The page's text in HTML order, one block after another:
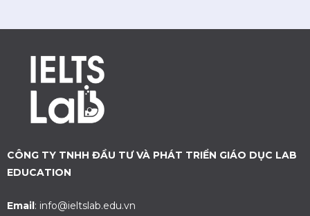
CÔNG TY TNHH ĐẦU TƯ VÀ PHÁT TRIỂN GIÁO DỤC LAB
EDUCATION
Email: info@ieltslab.edu.vn